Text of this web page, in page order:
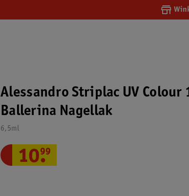
Alessandro Striplac UV Colour
Ballerina Nagellak
6,5ml
10.
99